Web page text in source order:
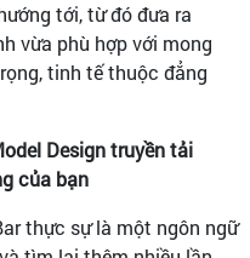
tới, từ đó đưa ra
vừa phù hợp với mong
tinh tế thuộc đẳng
Design truyền tải
của bạn
thực sự là một ngôn ngữ